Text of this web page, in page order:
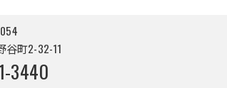
町2-32-11
3440